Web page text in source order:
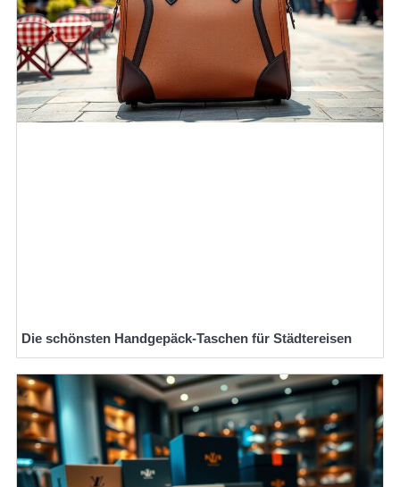
Die schönsten Handgepäck-Taschen für Städtereisen